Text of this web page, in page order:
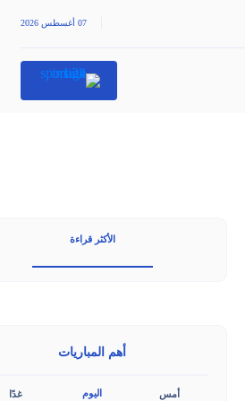
07 أغسطس 2026
الأكثر قراءة
أهم المباريات
أمس اليوم غدًا